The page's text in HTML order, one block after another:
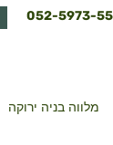
052-5973-
מלווה בניה ירוקה